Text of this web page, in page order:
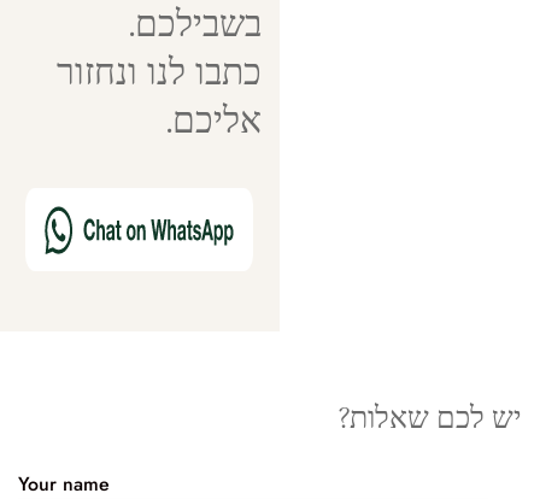
בשבילכם.
כתבו לנו ונחזור
אליכם.
יש לכם שאלות?
Your name